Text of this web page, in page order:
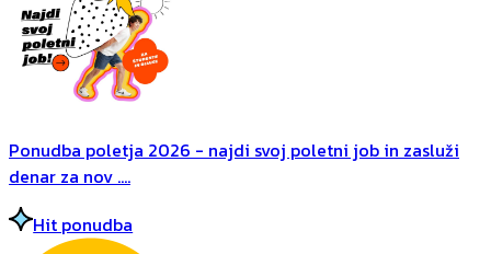
Ponudba poletja 2026 - najdi svoj poletni job in zasluži
denar za nov ....
Hit ponudba